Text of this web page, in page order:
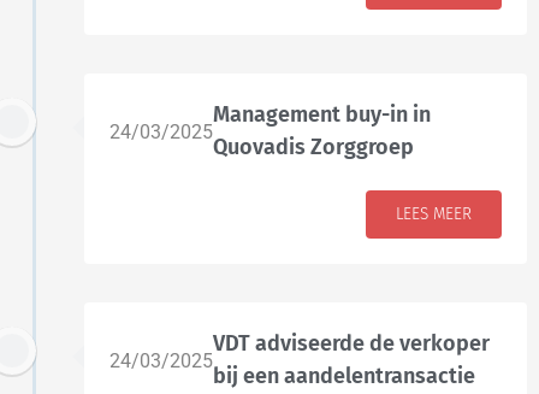
24/03/2025
Management buy-in in
Quovadis Zorggroep
LEES MEER
24/03/2025
VDT adviseerde de verkoper
bij een aandelentransactie